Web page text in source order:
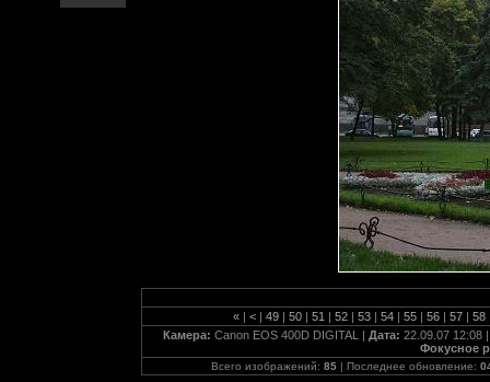
« | < | 49 | 50 | 51 | 52 | 53 | 54 | 55 | 56 | 57 | 58
Камера: Canon EOS 400D DIGITAL | Дата: 22.09.07 12:08
Фокусное
Всего изображений: 85 | Последнее обновление: